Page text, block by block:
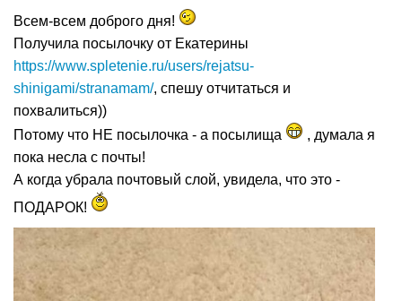
Всем-всем доброго дня!
Получила посылочку от Екатерины
https://www.spletenie.ru/users/rejatsu-
shinigami/stranamam/, спешу отчитаться и
похвалиться))
Потому что НЕ посылочка - а посылища
, думала я
пока несла с почты!
А когда убрала почтовый слой, увидела, что это -
ПОДАРОК!